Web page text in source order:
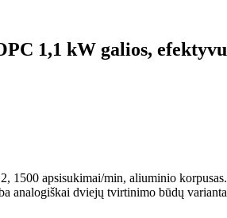
1,1 kW galios,
apsisukimai/min, aliuminio
analogiškai dviejų tvirtinimo būdų